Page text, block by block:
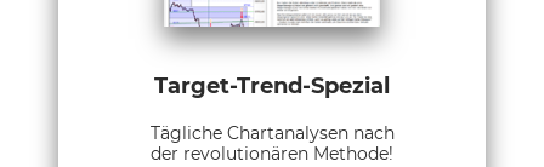
Target-Trend-Spezial
Tägliche Chartanalysen nach
der revolutionären Methode!